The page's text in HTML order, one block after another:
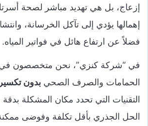
إزعاج، بل هي تهديد مباشر لصحة
إهمالها يؤدي إلى تآكل الخرسانة،
فضلاً عن ارتفاع هائل في فواتير المياه.
في “شركة كنزي”، نحن متخصصون
الحمامات والصرف الصحي بدون تكسير
التقنيات التي تحدد مكان المشكلة بدقة
الحل الجذري بأقل تكلفة وفوضى